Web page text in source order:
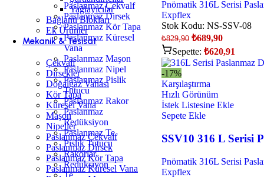
Yağlayıcılar
Bağlantı Blokları
Ek Ürünler
Mekanik & Tesisat
Çekvalf
Dirsekler
Doğalgaz Vanası
Kör Tapa
Küresel Vana
Maşon
Nipeller
Paslanmaz Çekvalf
Paslanmaz Dirsek
Paslanmaz Kör Tapa
Paslanmaz Küresel Vana
Paslanmaz Çekvalf
Paslanmaz Dirsek
Paslanmaz Kör Tapa
Paslanmaz Küresel
Vana
Paslanmaz Maşon
Paslanmaz Nipel
Paslanmaz Pislik
Tutucu
Paslanmaz Rakor
Paslanmaz
Redüksiyon
Paslanmaz Te
Pislik Tutucu
Rakorlar
Redüksiyon
Te
Pnömatik 316L Serisi
Expflex
Stok Kodu: NS-SSV-08
₺829,90 ₺689,90
Sepette: ₺620,91
-17%
Karşılaştırma
Hızlı Görünüm
İstek Listesine Ekle
Sepete Ekle
SSV10 316 L Serisi
Pnömatik 316L Serisi
Expflex